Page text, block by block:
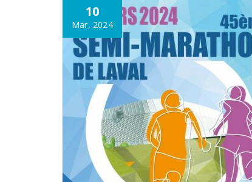
10
Mar, 2024